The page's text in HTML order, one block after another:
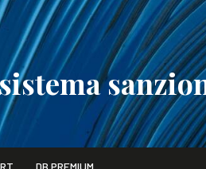
DB PREMIUM